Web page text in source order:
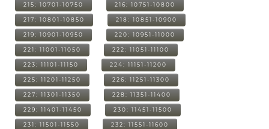
215: 10701-10750 216: 10751-10800
217: 10801-10850 218: 10851-10900
219: 10901-10950 220: 10951-11000
221: 11001-11050 222: 11051-11100
223: 11101-11150 224: 11151-11200
225: 11201-11250 226: 11251-11300
227: 11301-11350 228: 11351-11400
229: 11401-11450 230: 11451-11500
231: 11501-11550 232: 11551-11600